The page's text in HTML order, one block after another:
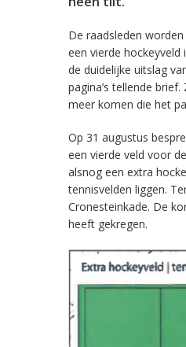
De raadsleden
een vierde
de duidelijke uitslag
pagina’s tellende
meer komen die het
Op 31 augustus
een vierde veld voor
alsnog een extra
tennisvelden liggen.
Cronesteinkade. De
heeft gekregen.